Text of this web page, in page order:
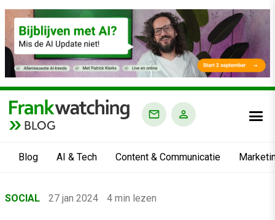
BLOG
Blog AI & Tech Content & Communicatie
›
SOCIAL 27 jan 2024 4 min lezen